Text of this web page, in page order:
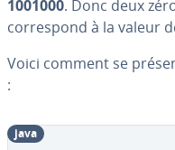
1001000. Donc deux
cor­res­pond à la valeur
Voici comment se
:
java